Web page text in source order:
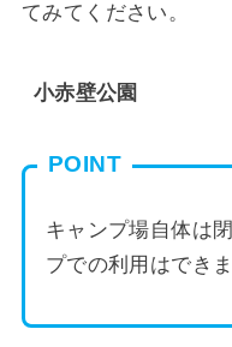
てみてください。
小赤壁公園
POINT
キャンプ場自体は
プでの利用はできま